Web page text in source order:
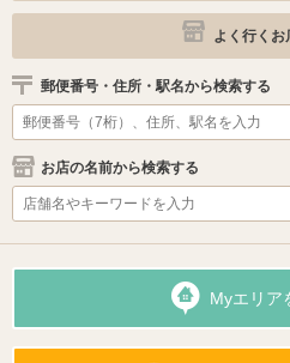
よく行くお
郵便番号・住所・駅名から検索する
お店の名前から検索する
Myエリア